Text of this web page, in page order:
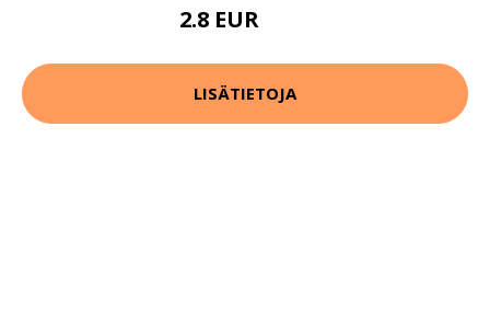
2.8 EUR
LISÄTIETOJA